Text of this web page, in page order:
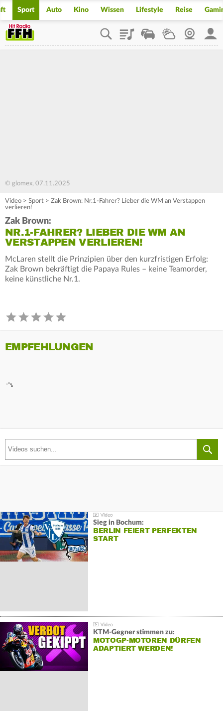
Sport Auto Kino Wissen Lifestyle Reise
PlaylistStaupilotWetterWebcam
© glomex, 07.11.2025
Video > Sport > Zak Brown: Nr.1-Fahrer? Lieber die WM an Verstappen
verlieren!
Zak Brown:
NR.1-FAHRER? LIEBER DIE WM AN
VERSTAPPEN VERLIEREN!
McLaren stellt die Prinzipien über den kurzfristigen Erfolg:
Zak Brown bekräftigt die Papaya Rules – keine Teamorder,
keine künstliche Nr.1.
EMPFEHLUNGEN
Sieg in Bochum:
BERLIN FEIERT PERFEKTEN
START
KTM-Gegner stimmen zu:
MOTOGP-MOTOREN DÜRFEN
ADAPTIERT WERDEN!